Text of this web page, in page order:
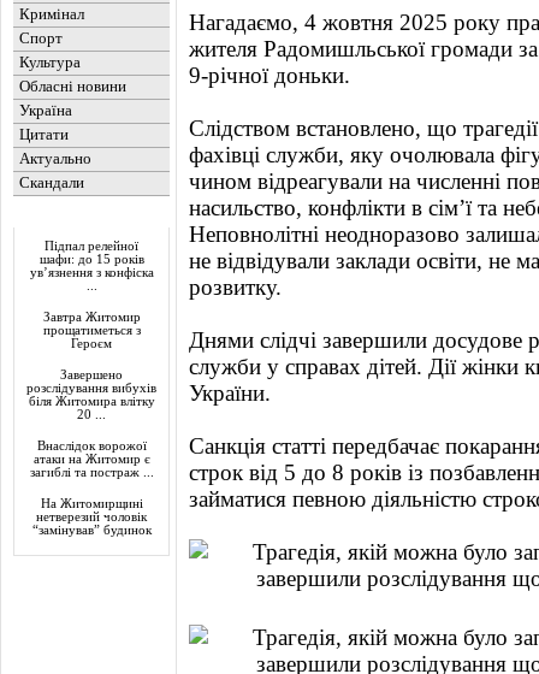
Кримінал
Спорт
Культура
Обласні новини
Україна
Цитати
Актуально
Скандали
Підпал релейної
шафи: до 15 років
ув’язнення з конфіска
Завтра Житомир
прощатиметься з
Героєм
Завершено
розслідування вибухів
біля Житомира влітку
20 ...
Внаслідок ворожої
атаки на Житомир є
загиблі та постраж ...
На Житомирщині
нетверезий чоловік
“замінував” будинок
Нагадаємо, 4 жовтня 2025 року
жителя Радомишльської громади
9-річної доньки.
Слідством встановлено, що
фахівці служби, яку очолювала
чином відреагували на численні
насильство, конфлікти в сім’ї та
Неповнолітні неодноразово
не відвідували заклади освіти, не
розвитку.
Днями слідчі завершили досудове
служби у справах дітей. Дії жінки
України.
Санкція статті передбачає
строк від 5 до 8 років із
займатися певною діяльністю